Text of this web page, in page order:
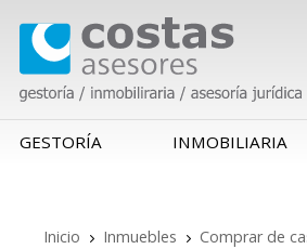
GESTORÍA INMOBILIARIA
Inicio Inmuebles Comprar de